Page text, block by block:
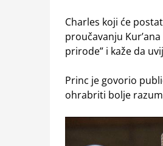
Charles koji će
proučavanju
prirode” i kaže da
Princ je govorio
ohrabriti bolje